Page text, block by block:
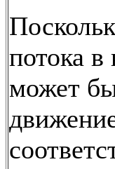
потока
может